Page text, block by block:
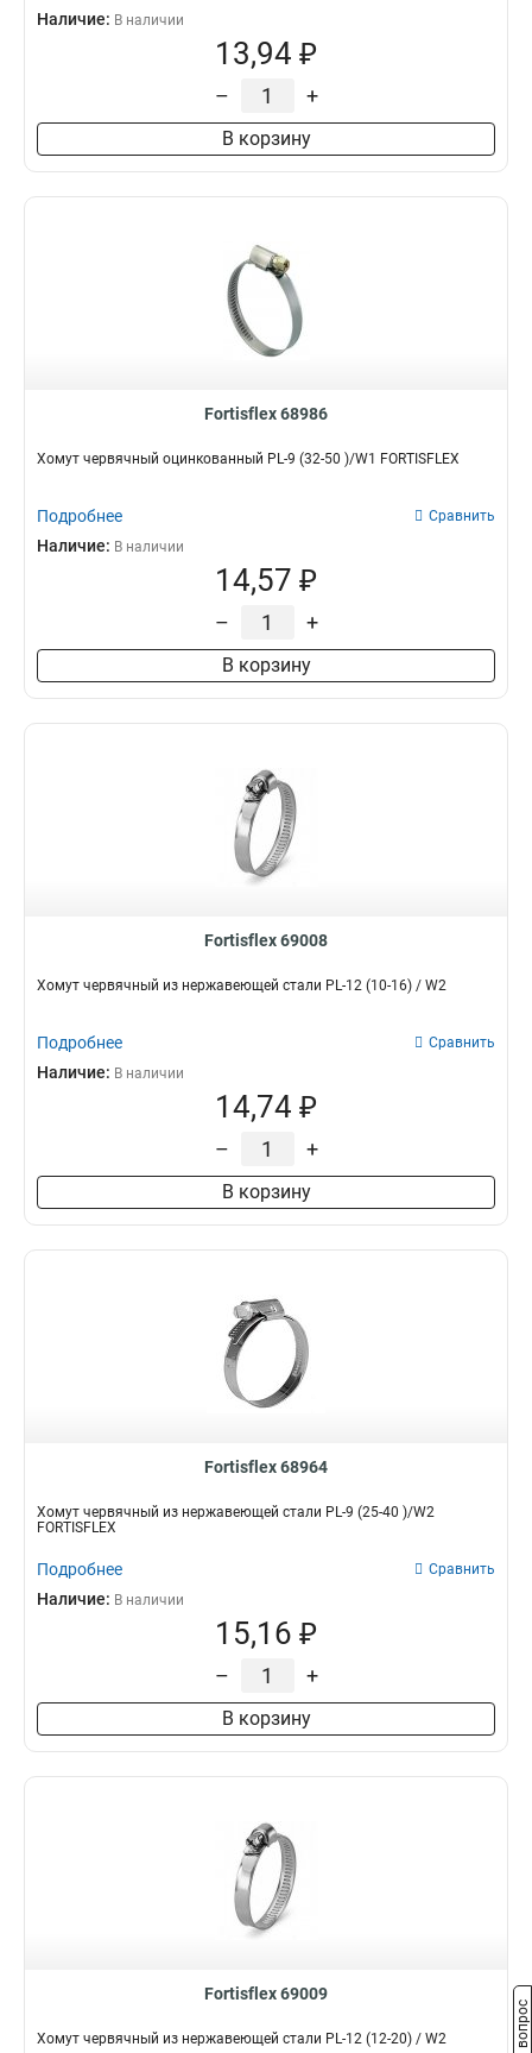
Наличие: В наличии
13,94 ₽
– +
В корзину
Fortisflex 68986
Хомут червячный оцинкованный PL-9 (32-50 )/W1 FORTISFLEX
Подробнее Сравнить
Наличие: В наличии
14,57 ₽
– +
В корзину
Fortisflex 69008
Хомут червячный из нержавеющей стали PL-12 (10-16) / W2
Подробнее Сравнить
Наличие: В наличии
14,74 ₽
– +
В корзину
Fortisflex 68964
Хомут червячный из нержавеющей стали PL-9 (25-40 )/W2
FORTISFLEX
Подробнее Сравнить
Наличие: В наличии
15,16 ₽
– +
В корзину
Fortisflex 69009
Хомут червячный из нержавеющей стали PL-12 (12-20) / W2